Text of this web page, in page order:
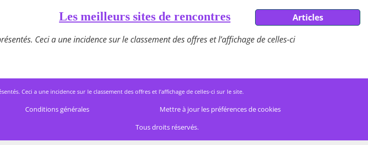
Les meilleurs sites de rencontres
Articles
Ceci a une incidence sur le classement des offres et l’affichage de celles-ci
Ceci a une incidence sur le classement des offres et l’affichage de celles-ci sur le site.
Conditions générales
Mettre à jour les préférences de cookies
Tous droits réservés.